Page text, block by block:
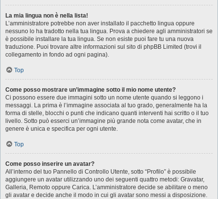
La mia lingua non è nella lista!
L’amministratore potrebbe non aver installato il pacchetto lingua oppure
nessuno lo ha tradotto nella tua lingua. Prova a chiedere agli amministratori se
è possibile installare la tua lingua. Se non esiste puoi fare tu una nuova
traduzione. Puoi trovare altre informazioni sul sito di phpBB Limited (trovi il
collegamento in fondo ad ogni pagina).
Top
Come posso mostrare un’immagine sotto il mio nome utente?
Ci possono essere due immagini sotto un nome utente quando si leggono i
messaggi. La prima è l’immagine associata al tuo grado, generalmente ha la
forma di stelle, blocchi o punti che indicano quanti interventi hai scritto o il tuo
livello. Sotto può esserci un’immagine più grande nota come avatar, che in
genere è unica e specifica per ogni utente.
Top
Come posso inserire un avatar?
All’interno del tuo Pannello di Controllo Utente, sotto “Profilo” è possibile
aggiungere un avatar utilizzando uno dei seguenti quattro metodi: Gravatar,
Galleria, Remoto oppure Carica. L’amministratore decide se abilitare o meno
gli avatar e decide anche il modo in cui gli avatar sono messi a disposizione.